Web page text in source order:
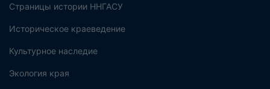
Страницы истории ННГАСУ
Историческое краеведение
Культурное наследие
Экология края